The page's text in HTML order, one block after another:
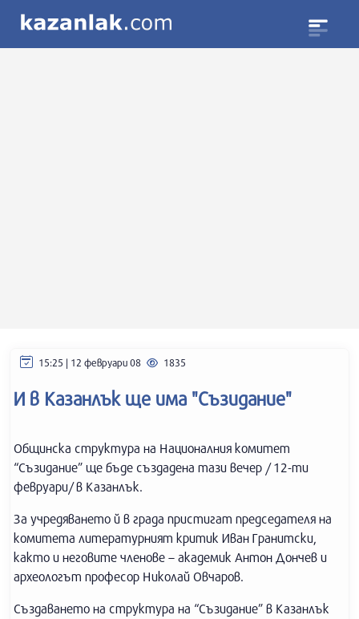
15:25 | 12 февруари 08 1835
И в Казанлък ще има "Съзидание"
Общинска структура на Националния комитет
“Съзидание” ще бъде създадена тази вечер / 12-ти
февруари/ в Казанлък.
За учредяването й в града пристигат председателя на
комитета литературният критик Иван Гранитски,
както и неговите членове – академик Антон Дончев и
археологът професор Николай Овчаров.
Създаването на структура на “Съзидание” в Казанлък